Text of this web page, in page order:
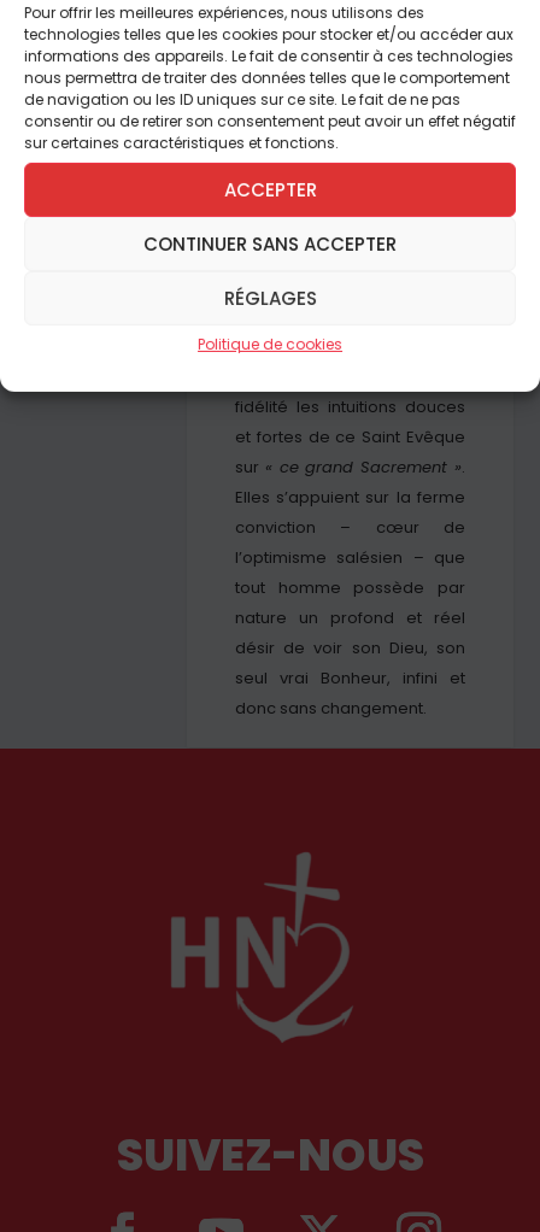
Pour offrir les meilleures expériences, nous utilisons des
technologies telles que les cookies pour stocker et/ou accéder aux
informations des appareils. Le fait de consentir à ces technologies
nous permettra de traiter des données telles que le comportement
de navigation ou les ID uniques sur ce site. Le fait de ne pas
consentir ou de retirer son consentement peut avoir un effet négatif
sur certaines caractéristiques et fonctions.
ACCEPTER
CONTINUER SANS ACCEPTER
RÉGLAGES
Politique de cookies
étonnante perspicacité. Il n’a
certes pas écrit de traité
systématique du mariage, ni
de manuel de préparation à
l’adresse des fiancés ; c’est
pourquoi les innombrables
lieux salésiens ayant trait au
contrat, éducation, union au
Christ-époux, procréation,
été parcourus dans ce livre,
fidélité les intuitions douces
et fortes de ce Saint Evêque
sur « ce grand Sacrement ».
Elles s’appuient sur la ferme
conviction – cœur de
l’optimisme salésien – que
tout homme possède par
nature un profond et réel
désir de voir son Dieu, son
seul vrai Bonheur, infini et
donc sans changement.
SUIVEZ-NOUS